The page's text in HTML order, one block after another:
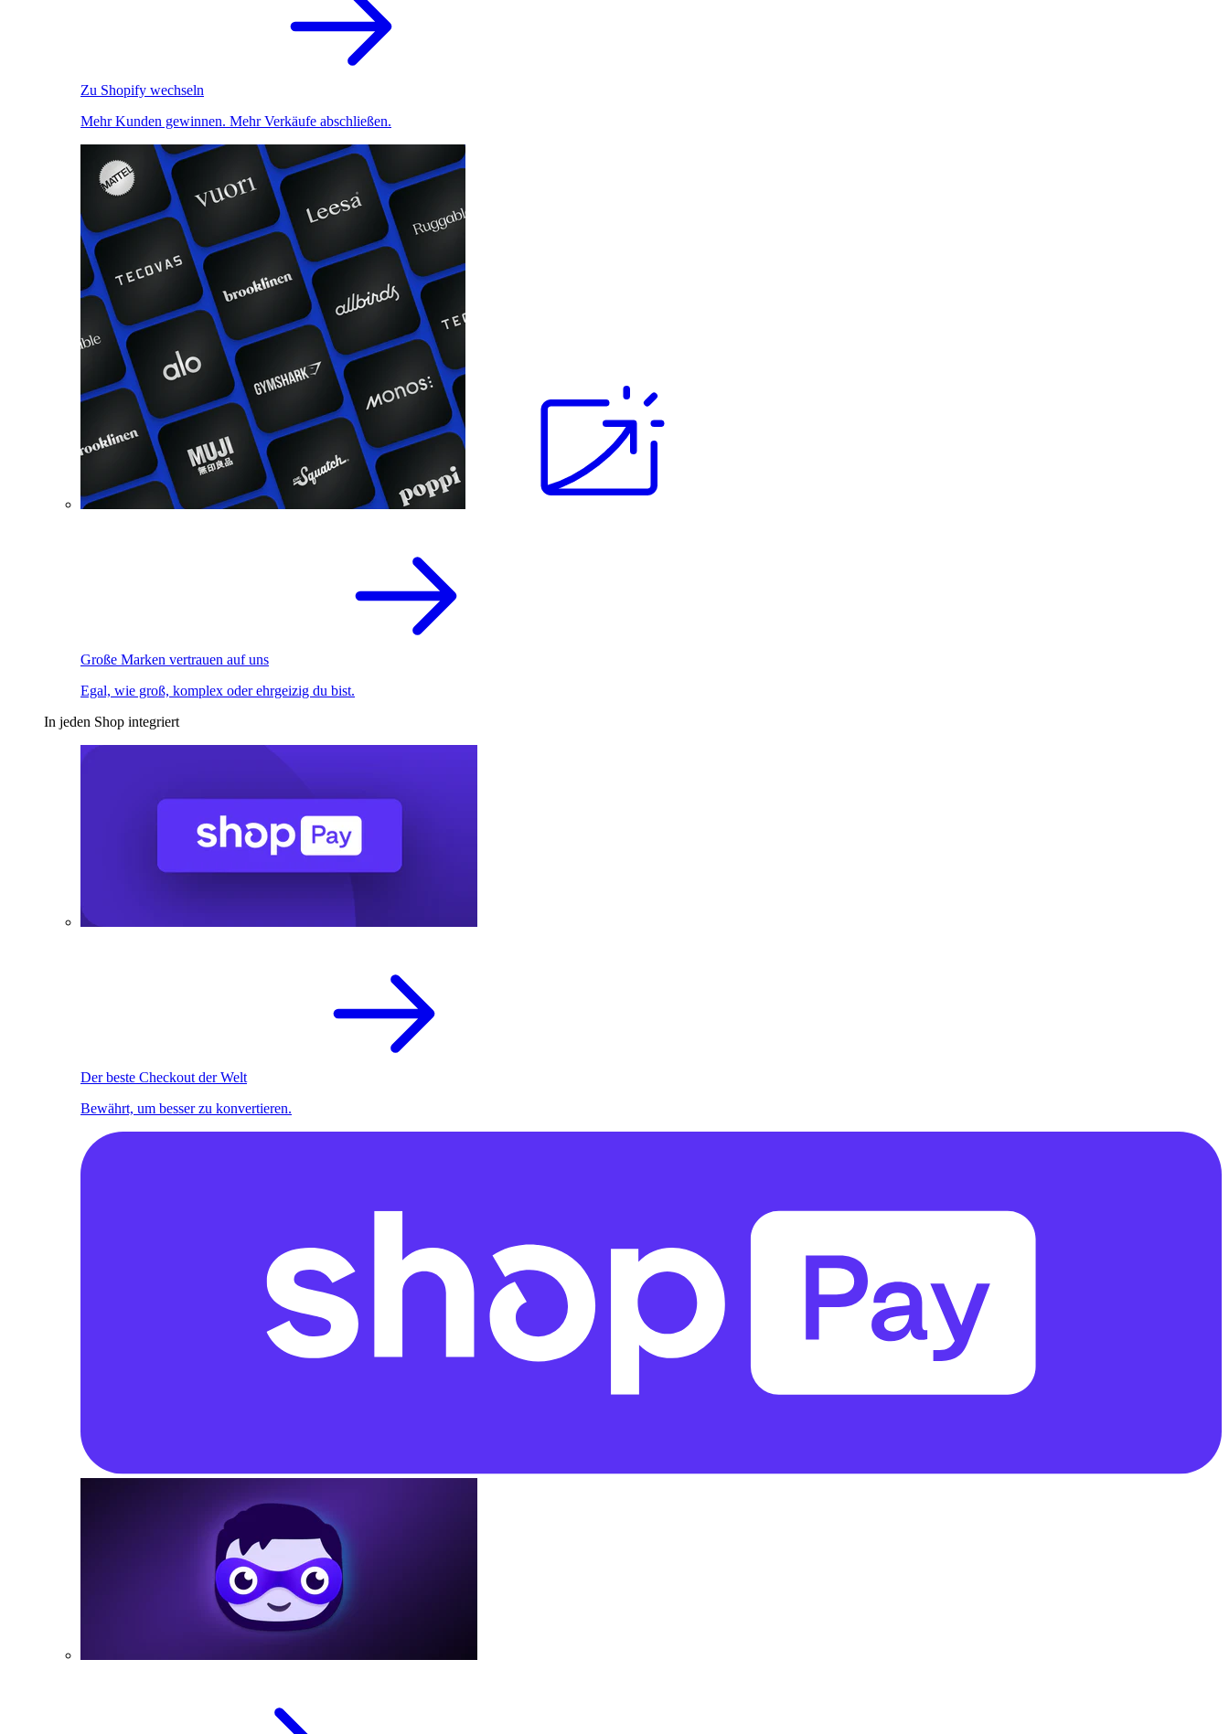
Zu Shopify wechseln
Mehr Kunden gewinnen. Mehr Verkäufe abschließen.
Große Marken vertrauen auf uns
Egal, wie groß, komplex oder ehrgeizig du bist.
In jeden Shop integriert
Der beste Checkout der Welt
Bewährt, um besser zu konvertieren.